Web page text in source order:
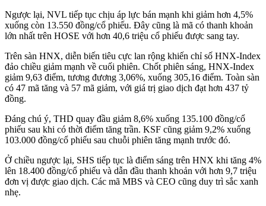
Ngược lại, NVL tiếp tục chịu áp lực bán mạnh khi giảm hơn 4,5%
xuống còn 13.550 đồng/cổ phiếu. Đây cũng là mã có thanh khoản
lớn nhất trên HOSE với hơn 40,6 triệu cổ phiếu được sang tay.
Trên sàn HNX, diễn biến tiêu cực lan rộng khiến chỉ số HNX-Index
đảo chiều giảm mạnh về cuối phiên. Chốt phiên sáng, HNX-Index
giảm 9,63 điểm, tương đương 3,06%, xuống 305,16 điểm. Toàn sàn
có 47 mã tăng và 57 mã giảm, với giá trị giao dịch đạt hơn 437 tỷ
đồng.
Đáng chú ý, THD quay đầu giảm 8,6% xuống 135.100 đồng/cổ
phiếu sau khi có thời điểm tăng trần. KSF cũng giảm 9,2% xuống
103.000 đồng/cổ phiếu sau chuỗi phiên tăng mạnh trước đó.
Ở chiều ngược lại, SHS tiếp tục là điểm sáng trên HNX khi tăng 4%
lên 18.400 đồng/cổ phiếu và dẫn đầu thanh khoản với hơn 9,7 triệu
đơn vị được giao dịch. Các mã MBS và CEO cũng duy trì sắc xanh
nhẹ.